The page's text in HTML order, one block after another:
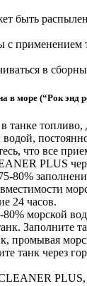
быть распылен
с применением
в
в море (“Рок энд
танке
что все
PLUS
80%
24 часов.
морской
Заполните
промывая
танк через
PLUS,